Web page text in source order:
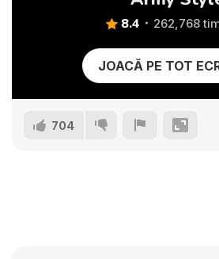
8.4 262,768
JOACĂ PE TOT
704